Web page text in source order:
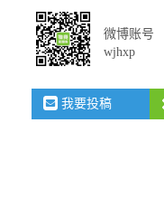
微博账号
wjhxp
我要投稿